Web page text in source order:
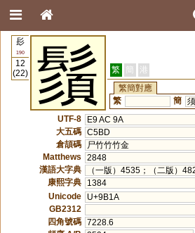
髟
190
12
(22)
鬚 繁 簡 港
繁簡對應
繁
簡 须
UTF-8
E9 AC 9A
大五碼 C5BD
倉頡碼
尸竹竹竹金
Matthews
2848
漢語大字典
（一版）4535；（二版）
康熙字典
1384
Unicode
U+9B1A
GB2312
四角號碼 7228.6